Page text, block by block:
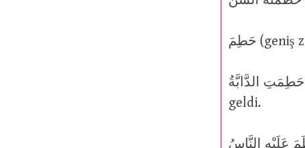
حَطِمَتِ الدَّابَّةُ : Hayvan yaşlandı ve yaşlandıkça zayıfladı ve bitkin bir hale
geldi.